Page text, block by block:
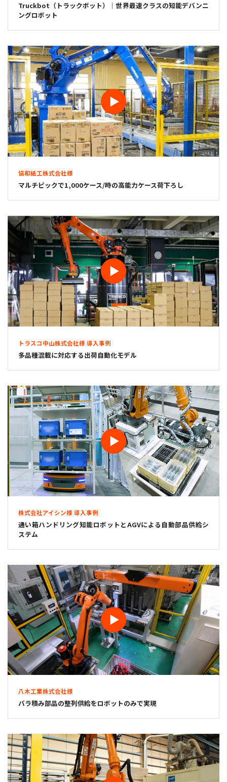
Truckbot（トラックボット）｜世界最速クラスの知能デバンニ
ングロボット
協和紙工株式会社様
マルチピックで1,000ケース/時の高能力ケース荷下ろし
トラスコ中山株式会社様 導入事例
多品種混載に対応する出荷自動化モデル
株式会社アイシン様 導入事例
通い箱ハンドリング知能ロボットとAGVによる自動部品供給シ
ステム
八木工業株式会社様
バラ積み部品の整列供給をロボットのみで実現